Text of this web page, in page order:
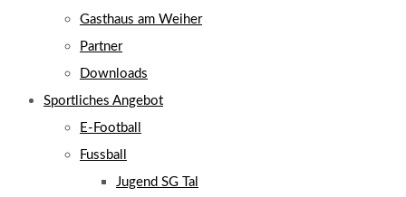
Gasthaus am Weiher
Partner
Downloads
Sportliches Angebot
E-Football
Fussball
Jugend SG Tal